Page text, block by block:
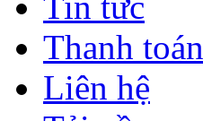
Thanh toán
Liên hệ